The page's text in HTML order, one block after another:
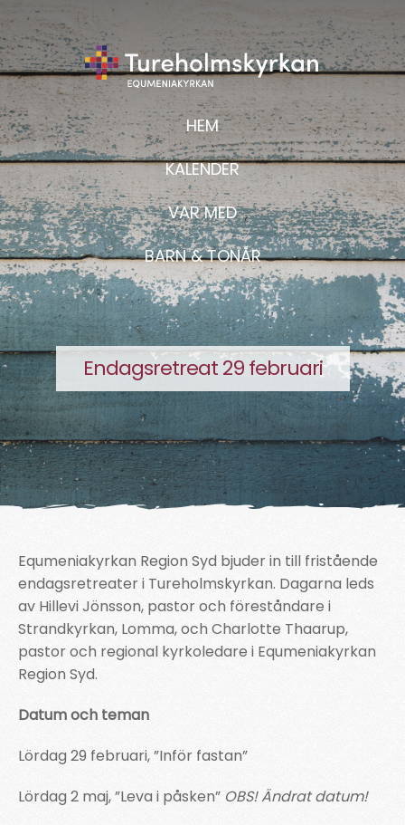
HEM
KALENDER
VAR MED
BARN & TONÅR
Endagsretreat 29 februari
Equmeniakyrkan Region Syd bjuder in till fristående
endagsretreater i Tureholmskyrkan. Dagarna leds
av Hillevi Jönsson, pastor och föreståndare i
Strandkyrkan, Lomma, och Charlotte Thaarup,
pastor och regional kyrkoledare i Equmeniakyrkan
Region Syd.
Datum och teman
Lördag 29 februari, ”Inför fastan”
Lördag 2 maj, ”Leva i påsken” OBS! Ändrat datum!